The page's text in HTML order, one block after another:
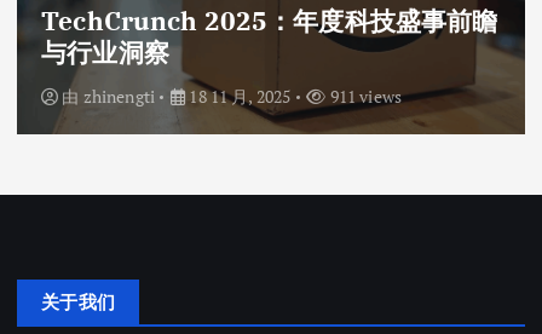
TechCrunch 2025：年度科技盛事前瞻
与行业洞察
由 zhinengti 18 11 月, 2025 911 views
关于我们